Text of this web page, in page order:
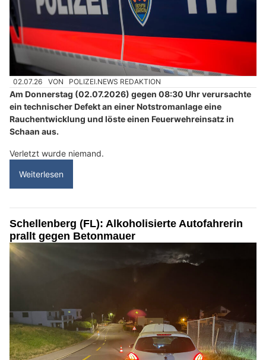
02.07.26 VON POLIZEI.NEWS REDAKTION
Am Donnerstag (02.07.2026) gegen 08:30 Uhr verursachte
ein technischer Defekt an einer Notstromanlage eine
Rauchentwicklung und löste einen Feuerwehreinsatz in
Schaan aus.
Verletzt wurde niemand.
Weiterlesen
Schellenberg (FL): Alkoholisierte Autofahrerin
prallt gegen Betonmauer